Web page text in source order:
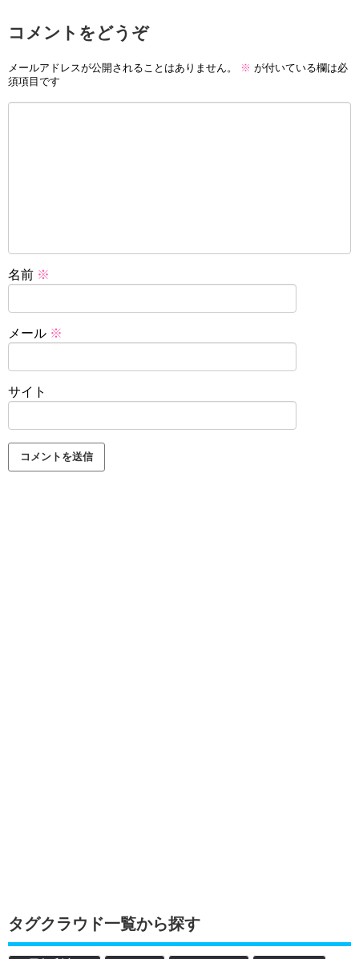
コメントをどうぞ
メールアドレスが公開されることはありません。 ※ が付いている欄は必
須項目です
名前 ※
メール ※
サイト
タグクラウド一覧から探す